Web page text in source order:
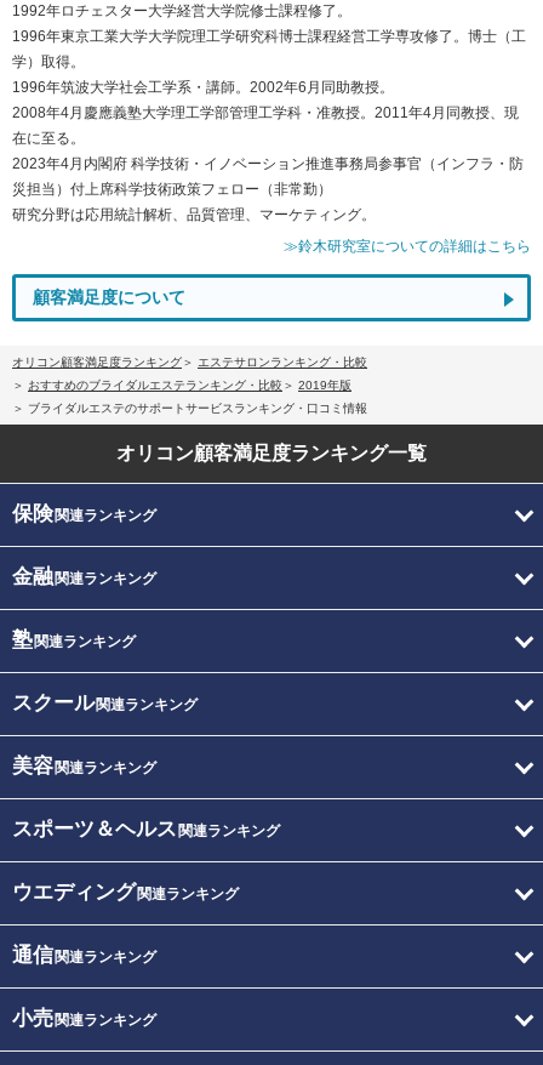
1992年ロチェスター大学経営大学院修士課程修了。
1996年東京工業大学大学院理工学研究科博士課程経営工学専攻修了。博士（工
学）取得。
1996年筑波大学社会工学系・講師。2002年6月同助教授。
2008年4月慶應義塾大学理工学部管理工学科・准教授。2011年4月同教授、現
在に至る。
2023年4月内閣府 科学技術・イノベーション推進事務局参事官（インフラ・防
災担当）付上席科学技術政策フェロー（非常勤）
研究分野は応用統計解析、品質管理、マーケティング。
≫鈴木研究室についての詳細はこちら
顧客満足度について
オリコン顧客満足度ランキング
エステサロンランキング・比較
おすすめのブライダルエステランキング・比較
2019年版
ブライダルエステのサポートサービスランキング・口コミ情報
オリコン顧客満足度ランキング一覧
保険関連ランキング
金融関連ランキング
塾関連ランキング
スクール関連ランキング
美容関連ランキング
スポーツ＆ヘルス 関連ランキング
ウエディング関連ランキング
通信関連ランキング
小売関連ランキング